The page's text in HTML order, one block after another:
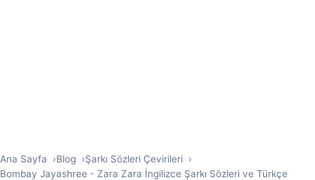
Ana Sayfa Blog
Şarkı Sözleri Çevirileri
Bombay Jayashree - Zara Zara İngilizce Şarkı Sözleri ve Türkçe